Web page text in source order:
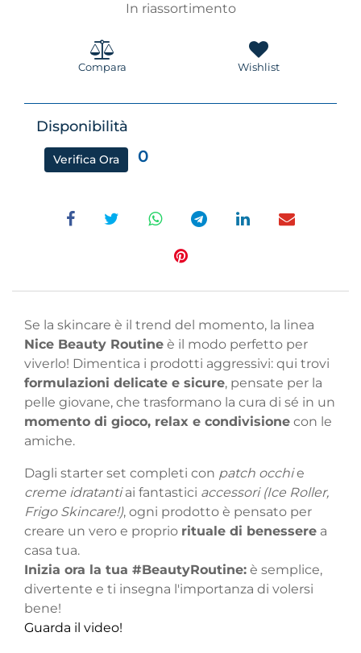
In riassortimento
Compara Wishlist
Disponibilità
Verifica Ora 0
Se la skincare è il trend del momento, la linea
Nice Beauty Routine è il modo perfetto per
viverlo! Dimentica i prodotti aggressivi: qui trovi
formulazioni delicate e sicure, pensate per la
pelle giovane, che trasformano la cura di sé in un
momento di gioco, relax e condivisione con le
amiche.
Dagli starter set completi con patch occhie
creme idratantiai fantastici accessori (Ice Roller,
Frigo Skincare!), ogni prodotto è pensato per
creare un vero e proprio rituale di benessere a
casa tua.
Inizia ora la tua #BeautyRoutine: è semplice,
divertente e ti insegna l'importanza di volersi
bene!
Guarda il video!